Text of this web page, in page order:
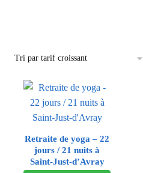
Retraite de yoga – 22
jours / 21 nuits à
Saint-Just-d’Avray